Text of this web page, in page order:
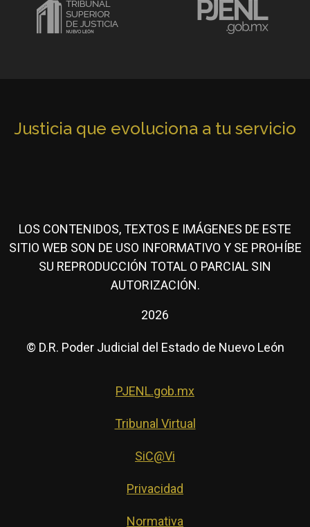
Justicia que evoluciona a tu servicio
LOS CONTENIDOS, TEXTOS E IMÁGENES DE ESTE
SITIO WEB SON DE USO INFORMATIVO Y SE PROHÍBE
SU REPRODUCCIÓN TOTAL O PARCIAL SIN
AUTORIZACIÓN.
2026
© D.R. Poder Judicial del Estado de Nuevo León
PJENL.gob.mx
Tribunal Virtual
SiC@Vi
Privacidad
Normativa